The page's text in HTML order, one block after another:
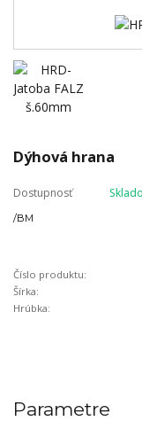
Dýhová hrana
Dostupnosť
/BM
Číslo produktu:
Šírka:
Hrúbka:
Parametre